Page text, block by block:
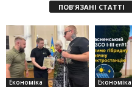
ПОВ'ЯЗАНІ СТАТТІ
Економіка Економіка